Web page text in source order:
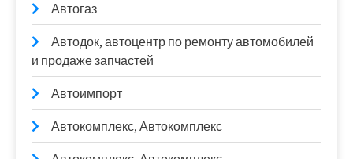
Автогаз
Автодок, автоцентр по ремонту автомобилей
и продаже запчастей
Автоимпорт
Автокомплекс, Автокомплекс